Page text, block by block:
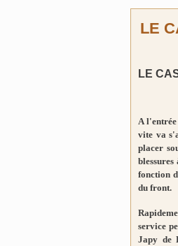
LE
LE
A
vite va
placer
fonction
du front.
service
Japy de